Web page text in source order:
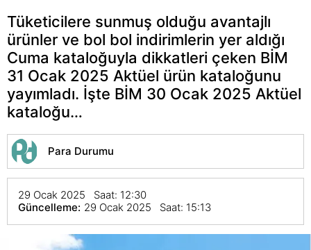
Tüketicilere sunmuş olduğu avantajlı
ürünler ve bol bol indirimlerin yer aldığı
Cuma kataloğuyla dikkatleri çeken BİM
31 Ocak 2025 Aktüel ürün kataloğunu
yayımladı. İşte BİM 30 Ocak 2025 Aktüel
kataloğu…
Para Durumu
29 Ocak 2025 Saat: 12:30
Güncelleme: 29 Ocak 2025 Saat: 15:13